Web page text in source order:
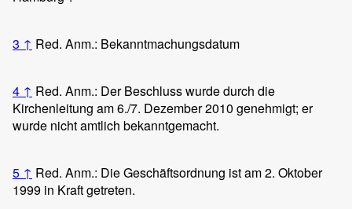
3 ↑ Red. Anm.: Bekanntmachungsdatum
4 ↑ Red. Anm.: Der Beschluss wurde durch die
Kirchenleitung am 6./7. Dezember 2010 genehmigt; er
wurde nicht amtlich bekanntgemacht.
5 ↑ Red. Anm.: Die Geschäftsordnung ist am 2. Oktober
1999 in Kraft getreten.